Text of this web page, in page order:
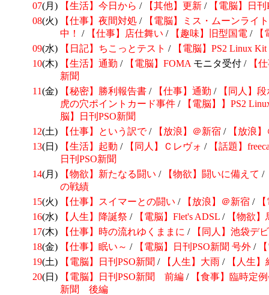
07(月) 【生活】今日から / 【其他】更新 /
【電脳】日
08(火) 【仕事】夜間対処 /
【電脳】ミス・ムーンライト
中！
/ 【仕事】店仕舞い / 【趣味】旧型国電 /
09(水) 【日記】ちこっとテスト / 【電脳】 PS2 Linux Kit
10(木) 【生活】通勤 / 【電脳】 FOMA モニタ受付 /
【
新聞
11(金) 【秘密】勝利報告書 / 【仕事】通勤 /
【同人】
虎の穴ポイントカード事件 /
【電脳】】PS2
脳】日刊PSO新聞
12(土) 【仕事】という訳で/ 【放浪】＠新宿 /
【放浪
13(日) 【生活】起動 / 【同人】Ｃレヴォ /
【話題】
日刊PSO新聞
14(月) 【物欲】新たなる闘い / 【物欲】闘いに備えて /
の戦績
15(火) 【仕事】スイマーとの闘い / 【放浪】＠新宿 /
16(水) 【人生】降誕祭 / 【電脳】Flet's ADSL /
【物欲】
17(木) 【仕事】時の流れゆくままに /
【同人】池袋デ
18(金) 【仕事】眠い～ / 【電脳】日刊PSO新聞 号外 /
19(土) 【電脳】日刊PSO新聞 / 【人生】大雨 /
【人生
20(日) 【電脳】日刊PSO新聞 前編 /
【食事】臨時定
新聞 後編